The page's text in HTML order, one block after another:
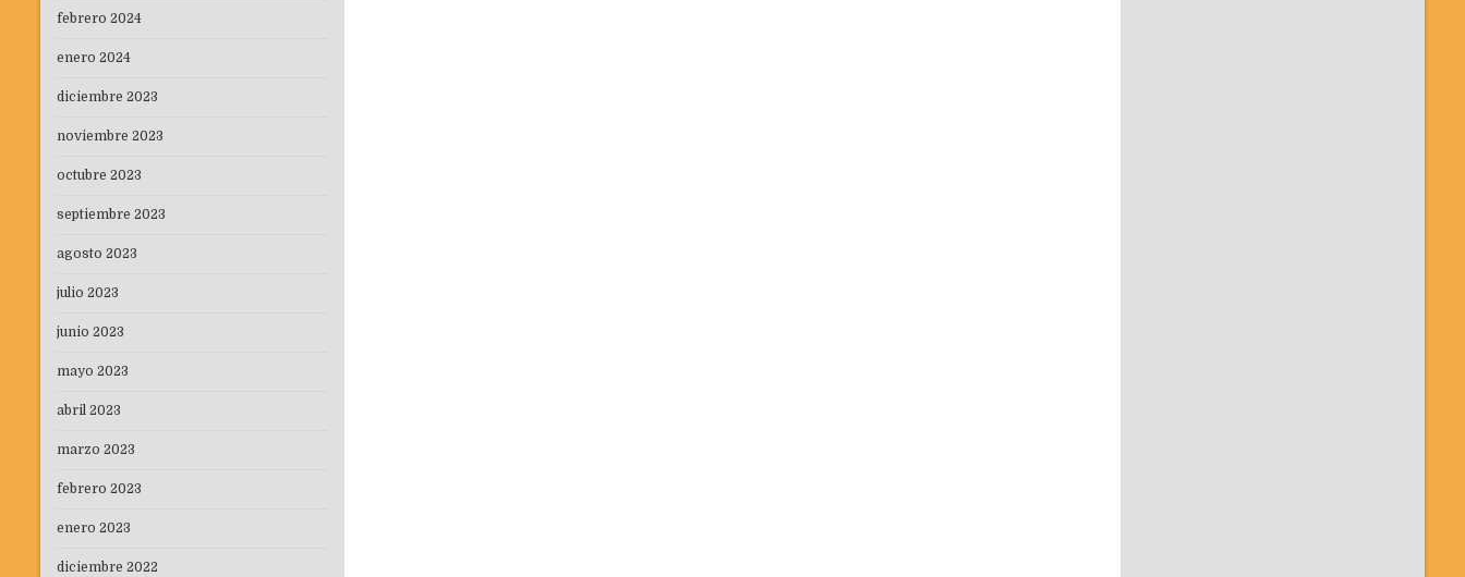
febrero 2024
enero 2024
diciembre 2023
noviembre 2023
octubre 2023
septiembre 2023
agosto 2023
julio 2023
junio 2023
mayo 2023
abril 2023
marzo 2023
febrero 2023
enero 2023
diciembre 2022